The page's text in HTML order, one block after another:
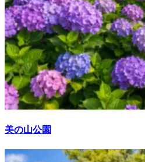
美の山公園